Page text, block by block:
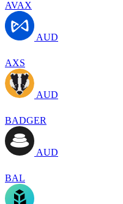
AVAX
AUD
AXS
AUD
BADGER
AUD
BAL